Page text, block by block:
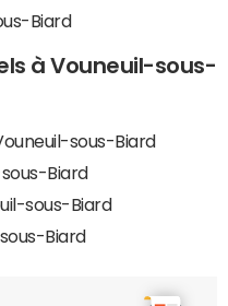
Biard
à Vouneuil-sous-
sous-Biard
Biard
sous-Biard
Biard